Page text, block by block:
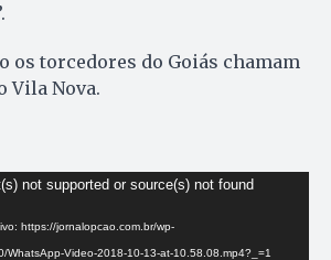
os torcedores do Goiás chamam
Vila Nova.
not supported or source(s) not found
https://jornalopcao.com.br/wp-
WhatsApp-Video-2018-10-13-at-10.58.08.mp4?_=1